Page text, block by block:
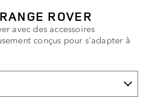
ROVER
avec des accessoires
conçus pour s'adapter à